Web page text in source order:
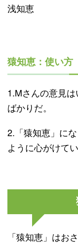
浅知恵
猿知恵：使い方
1.Mさんの意見は
ばかりだ。
2.「猿知恵」に
ように心がけてい
「猿知恵」はお